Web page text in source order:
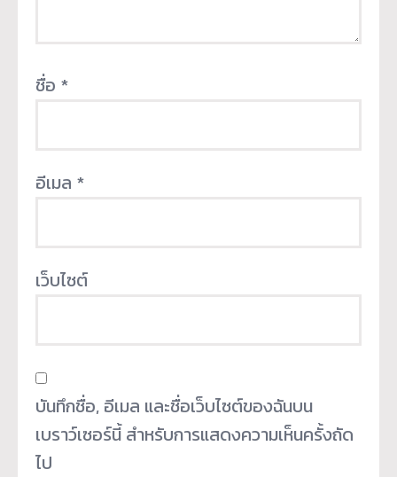
ชื่อ *
อีเมล *
เว็บไซต์
บันทึกชื่อ, อีเมล และชื่อเว็บไซต์ของฉันบน
เบราว์เซอร์นี้ สำหรับการแสดงความเห็นครั้งถัด
ไป